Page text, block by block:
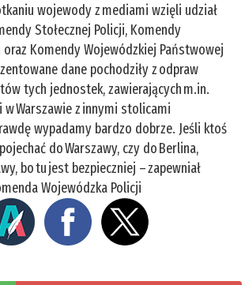
wojewody z mediami wzięli udział
Stołecznej Policji, Komendy
Komendy Wojewódzkiej Państwowej
dane pochodziły z odpraw
tych jednostek, zawierających m.in.
Warszawie z innymi stolicami
wypadamy bardzo dobrze. Jeśli ktoś
do Warszawy, czy do Berlina,
bo tu jest bezpieczniej – zapewniał
Wojewódzka Policji